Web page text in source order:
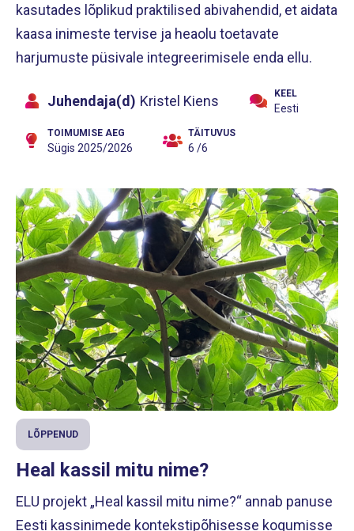
kasutades lõplikud praktilised abivahendid, et aidata
kaasa inimeste tervise ja heaolu toetavate
harjumuste püsivale integreerimisele enda ellu.
Juhendaja(d) Kristel Kiens KEEL
Eesti
TOIMUMISE AEG
Sügis 2025/2026
TÄITUVUS
6 /6
LÕPPENUD
Heal kassil mitu nime?
ELU projekt „Heal kassil mitu nime?“ annab panuse
Eesti kassinimede kontekstipõhisesse kogumisse